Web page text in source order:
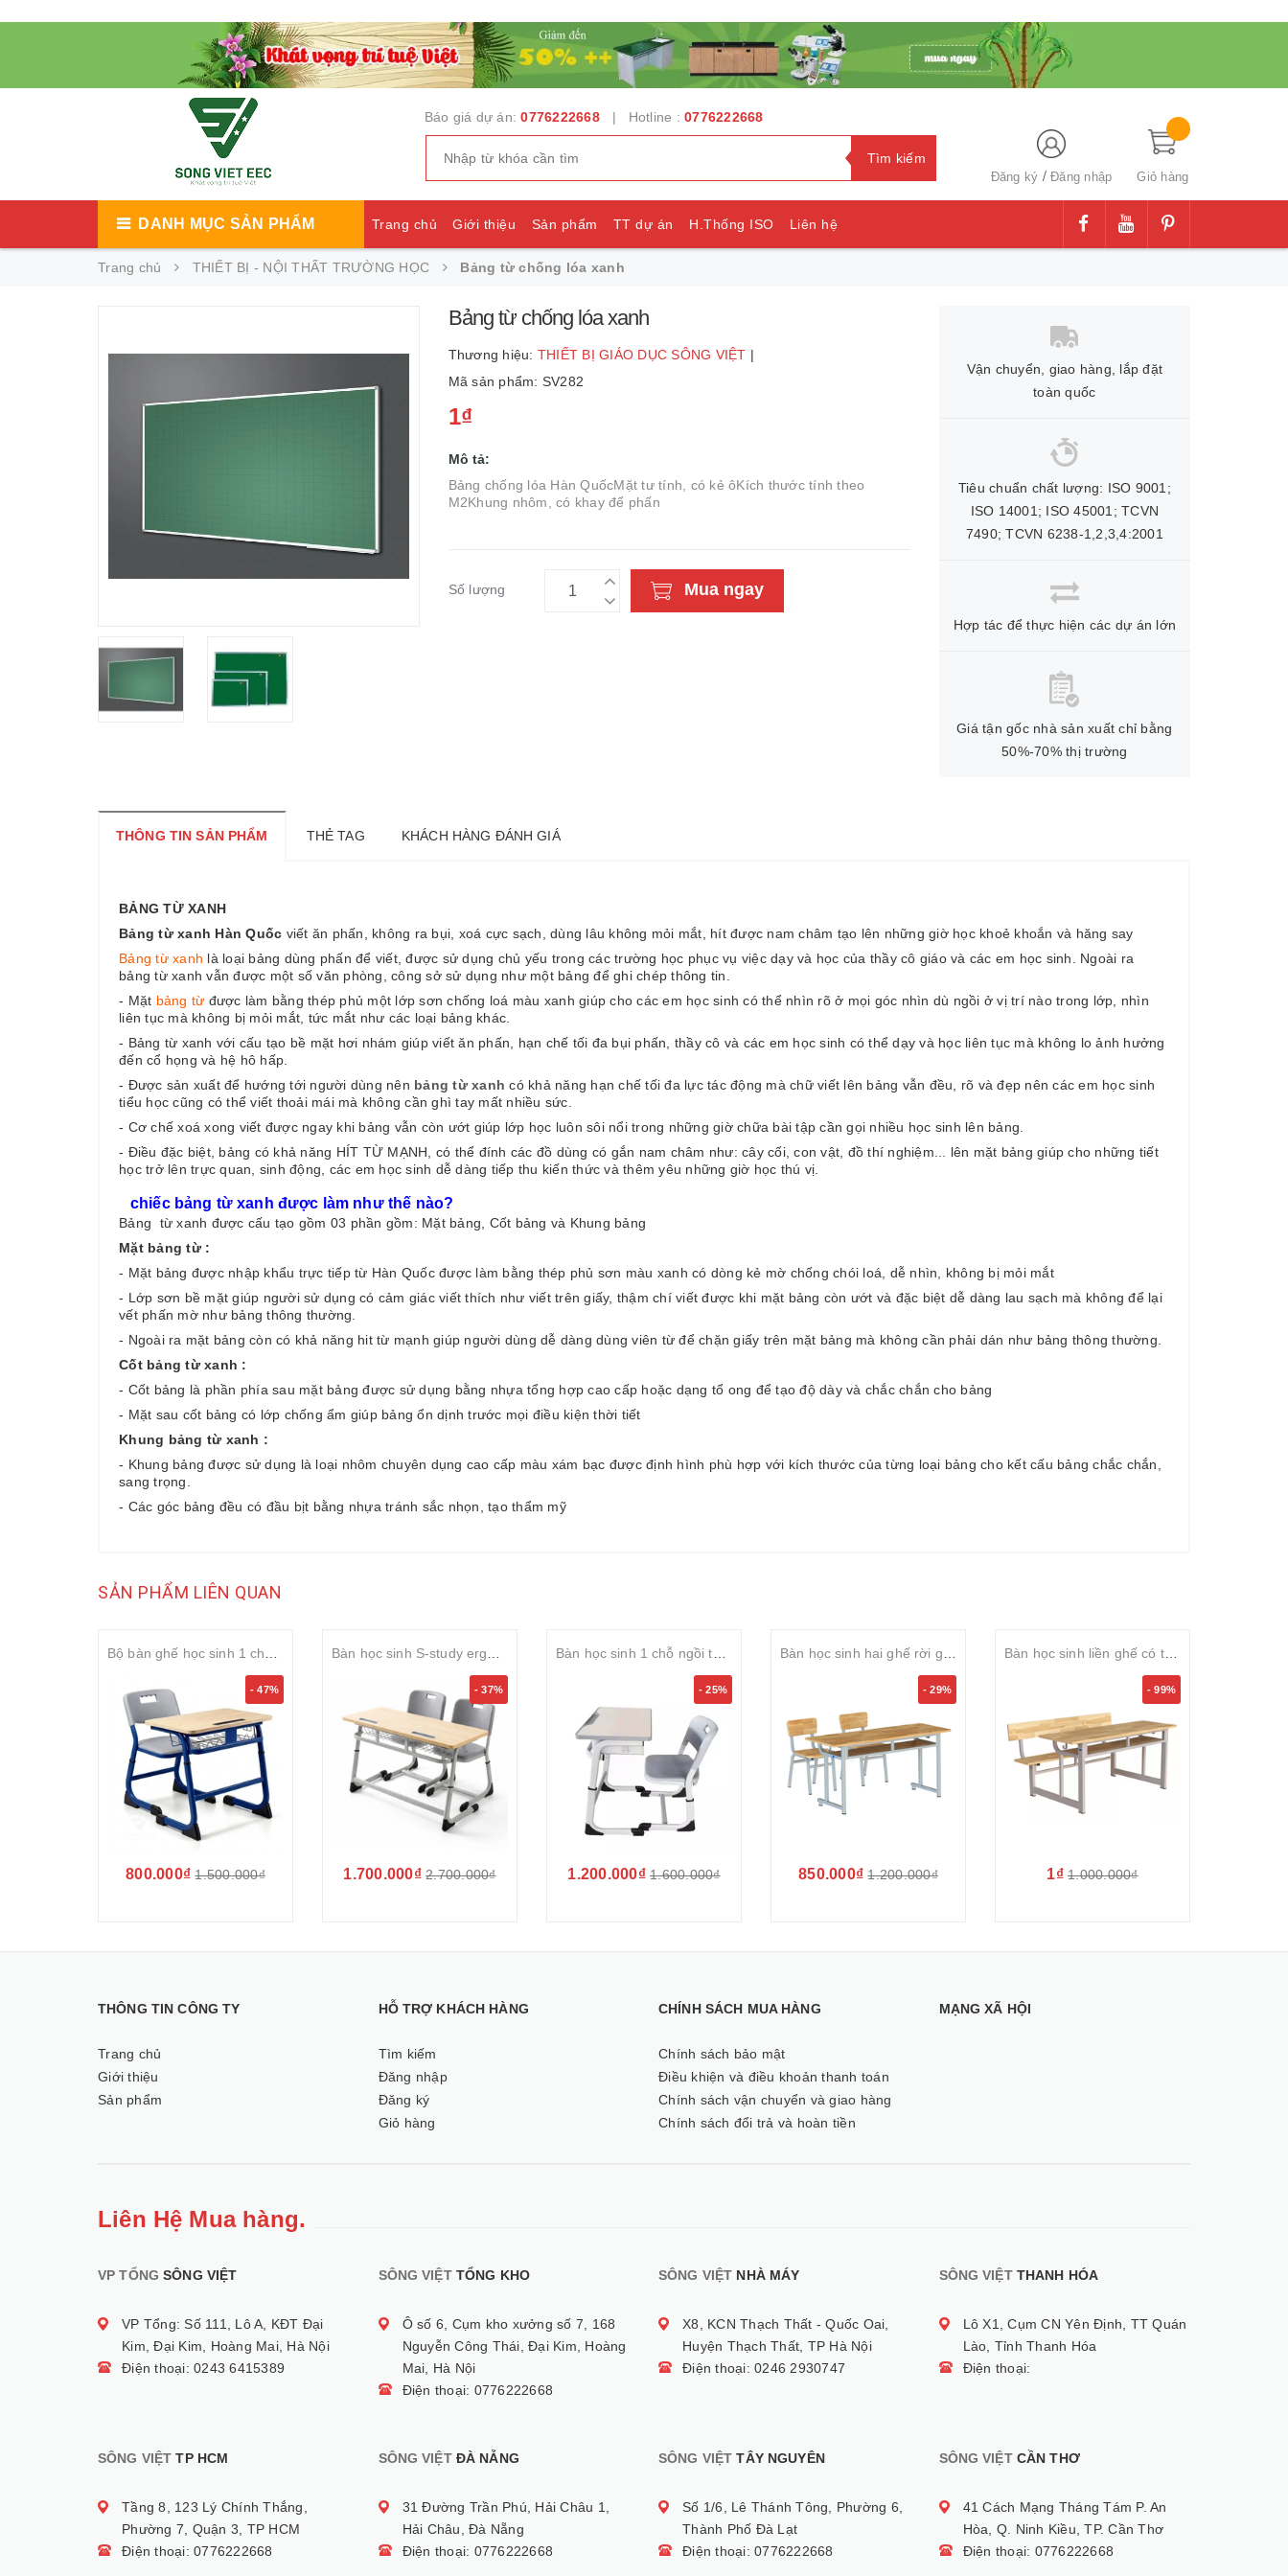
Báo giá dự án:0776222668| Hotline : 0776222668
Tìm kiếm
Đăng ký /Đăng nhập Giỏ hàng
DANH MỤC SẢN PHẨM Trang chủ Giới thiệu Sản phẩm TT dự án H.Thống ISO Liên hệ
Cataloge
Trang chủ THIẾT BỊ - NỘI THẤT TRƯỜNG HỌC Bảng từ chống lóa xanh
Bảng từ chống lóa xanh
Thương hiệu: THIẾT BỊ GIÁO DỤC SÔNG VIỆT |
Mã sản phẩm: SV282
1₫
Mô tả:
Bảng chống lóa Hàn QuốcMặt tư tính, có kẻ ôKích thước tính theo
M2Khung nhôm, có khay để phấn
Số lượng Mua ngay
Vận chuyển, giao hàng, lắp đặt
toàn quốc
Tiêu chuẩn chất lượng: ISO 9001;
ISO 14001; ISO 45001; TCVN
7490; TCVN 6238-1,2,3,4:2001
Hợp tác để thực hiện các dự án lớn
Giá tận gốc nhà sản xuất chỉ bằng
50%-70% thị trường
THÔNG TIN SẢN PHẨM THẺ TAG KHÁCH HÀNG ĐÁNH GIÁ
BẢNG TỪ XANH
Bảng từ xanh Hàn Quốc viết ăn phấn, không ra bụi, xoá cực sạch, dùng lâu không mỏi mắt, hít được nam châm tạo lên những giờ học khoẻ khoắn và hăng say
Bảng từ xanh là loại bảng dùng phấn để viết, được sử dụng chủ yếu trong các trường học phục vụ việc dạy và học của thầy cô giáo và các em học sinh. Ngoài ra
bảng từ xanh vẫn được một số văn phòng, công sở sử dụng như một bảng để ghi chép thông tin.
- Mặt bảng từ được làm bằng thép phủ một lớp sơn chống loá màu xanh giúp cho các em học sinh có thể nhìn rõ ở mọi góc nhìn dù ngồi ở vị trí nào trong lớp, nhìn
liên tục mà không bị mỏi mắt, tức mắt như các loại bảng khác.
- Bảng từ xanh với cấu tạo bề mặt hơi nhám giúp viết ăn phấn, hạn chế tối đa bụi phấn, thầy cô và các em học sinh có thể dạy và học liên tục mà không lo ảnh hưởng
đến cổ họng và hệ hô hấp.
- Được sản xuất để hướng tới người dùng nên bảng từ xanh có khả năng hạn chế tối đa lực tác động mà chữ viết lên bảng vẫn đều, rõ và đẹp nên các em học sinh
tiểu học cũng có thể viết thoải mái mà không cần ghì tay mất nhiều sức.
- Cơ chế xoá xong viết được ngay khi bảng vẫn còn ướt giúp lớp học luôn sôi nổi trong những giờ chữa bài tập cần gọi nhiều học sinh lên bảng.
- Điều đặc biệt, bảng có khả năng HÍT TỪ MẠNH, có thể đính các đồ dùng có gắn nam châm như: cây cối, con vật, đồ thí nghiệm... lên mặt bảng giúp cho những tiết
học trở lên trực quan, sinh động, các em học sinh dễ dàng tiếp thu kiến thức và thêm yêu những giờ học thú vị.
chiếc bảng từ xanh được làm như thế nào?
Bảng từ xanh được cấu tạo gồm 03 phần gồm: Mặt bảng, Cốt bảng và Khung bảng
Mặt bảng từ :
- Mặt bảng được nhập khẩu trực tiếp từ Hàn Quốc được làm bằng thép phủ sơn màu xanh có dòng kẻ mờ chống chói loá, dễ nhìn, không bị mỏi mắt
- Lớp sơn bề mặt giúp người sử dụng có cảm giác viết thích như viết trên giấy, thậm chí viết được khi mặt bảng còn ướt và đặc biệt dễ dàng lau sạch mà không để lại
vết phấn mờ như bảng thông thường.
- Ngoài ra mặt bảng còn có khả năng hit từ mạnh giúp người dùng dễ dàng dùng viên từ để chặn giấy trên mặt bảng mà không cần phải dán như bảng thông thường.
Cốt bảng từ xanh :
- Cốt bảng là phần phía sau mặt bảng được sử dụng bằng nhựa tổng hợp cao cấp hoặc dạng tổ ong để tạo độ dày và chắc chắn cho bảng
- Mặt sau cốt bảng có lớp chống ẩm giúp bảng ổn dịnh trước mọi điều kiện thời tiết
Khung bảng từ xanh :
- Khung bảng được sử dụng là loại nhôm chuyên dụng cao cấp màu xám bạc được định hình phù hợp với kích thước của từng loại bảng cho kết cấu bảng chắc chắn,
sang trọng.
- Các góc bảng đều có đầu bịt bằng nhựa tránh sắc nhọn, tạo thẩm mỹ
SẢN PHẨM LIÊN QUAN
Bộ bàn ghế học sinh 1 chỗ ngồi tăng chỉnh S-study mặt gỗ MDF 25mm rộng 700mm
- 47%
800.000₫ 1.500.000₫
Bàn học sinh S-study ergonomic 2 chỗ ngồi tăng chỉnh chiều cao mặt gỗ MDF phủ Melamin
- 37%
1.700.000₫ 2.700.000₫
Bàn học sinh 1 chỗ ngồi tăng chỉnh
- 25%
1.200.000₫ 1.600.000₫
Bàn học sinh hai ghế rời gỗ cao su
- 29%
850.000₫ 1.200.000₫
Bàn học sinh liền ghế có tựa gỗ cao su ghép thanh phủ PU
- 99%
1₫ 1.000.000₫
THÔNG TIN CÔNG TY
Trang chủ
Giới thiệu
Sản phẩm
HỖ TRỢ KHÁCH HÀNG
Tìm kiếm
Đăng nhập
Đăng ký
Giỏ hàng
CHÍNH SÁCH MUA HÀNG
Chính sách bảo mật
Điều khiện và điều khoản thanh toán
Chính sách vận chuyển và giao hàng
Chính sách đổi trả và hoàn tiền
MẠNG XÃ HỘI
Liên Hệ Mua hàng.
VP TỔNGSÔNG VIỆT
VP Tổng: Số 111, Lô A, KĐT Đại
Kim, Đại Kim, Hoàng Mai, Hà Nội
Điện thoại: 0243 6415389
SÔNG VIỆTTỔNG KHO
Ô số 6, Cụm kho xưởng số 7, 168
Nguyễn Công Thái, Đại Kim, Hoàng
Mai, Hà Nội
Điện thoại: 0776222668
SÔNG VIỆT NHÀ MÁY
X8, KCN Thạch Thất - Quốc Oai,
Huyện Thạch Thất, TP Hà Nội
Điện thoại: 0246 2930747
SÔNG VIỆTTHANH HÓA
Lô X1, Cụm CN Yên Định, TT Quán
Lào, Tỉnh Thanh Hóa
Điện thoại:
SÔNG VIỆT TP HCM
Tầng 8, 123 Lý Chính Thắng,
Phường 7, Quận 3, TP HCM
Điện thoại: 0776222668
SÔNG VIỆTĐÀ NẴNG
31 Đường Trần Phú, Hải Châu 1,
Hải Châu, Đà Nẵng
Điện thoại: 0776222668
SÔNG VIỆT TÂY NGUYÊN
Số 1/6, Lê Thánh Tông, Phường 6,
Thành Phố Đà Lạt
Điện thoại: 0776222668
SÔNG VIỆTCẦN THƠ
41 Cách Mạng Tháng Tám P. An
Hòa, Q. Ninh Kiều, TP. Cần Thơ
Điện thoại: 0776222668